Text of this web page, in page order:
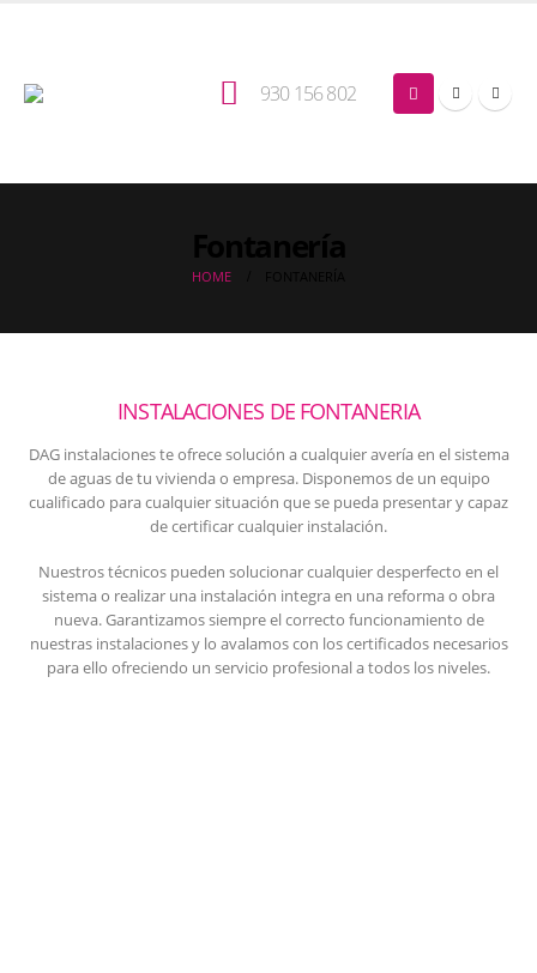
930 156 802
HOME
INSTALACIONES DE FONTANERIA
DAG instalaciones te ofrece solución a cualquier avería en el sistema
de aguas de tu vivienda o empresa. Disponemos de un equipo
cualificado para cualquier situación que se pueda presentar y capaz
de certificar cualquier instalación.
Nuestros técnicos pueden solucionar cualquier desperfecto en el
sistema o realizar una instalación integra en una reforma o obra
nueva. Garantizamos siempre el correcto funcionamiento de
nuestras instalaciones y lo avalamos con los certificados necesarios
para ello ofreciendo un servicio profesional a todos los niveles.